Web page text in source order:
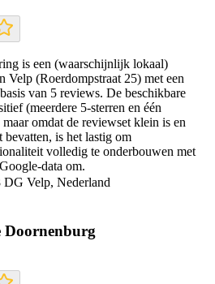
is een (waarschijnlijk lokaal)
Velp (Roerdompstraat 25) met een
van 5 reviews. De beschikbare
(meerdere 5-sterren en één
omdat de reviewset klein is en
bevatten, is het lastig om
volledig te onderbouwen met
data om.
DG Velp, Nederland
Doornenburg